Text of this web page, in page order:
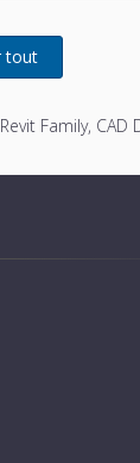
Revit Family, CAD